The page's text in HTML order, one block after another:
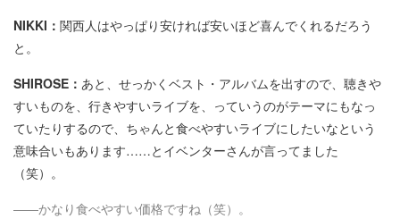
NIKKI： 関西人はやっぱり安ければ安いほど喜んでくれるだろう
と。
SHIROSE： あと、せっかくベスト・アルバムを出すので、聴きや
すいものを、行きやすいライブを、っていうのがテーマにもなっ
ていたりするので、ちゃんと食べやすいライブにしたいなという
意味合いもあります……とイベンターさんが言ってました
（笑）。
――かなり食べやすい価格ですね（笑）。